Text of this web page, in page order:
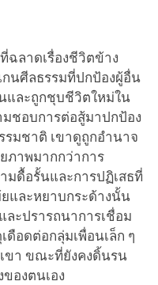
ฉลาดเรื่องชีวิตข้าง
นศีลธรรมที่ปกป้องผู้อื่น
และถูกชุบชีวิตใหม่ใน
ชอบการต่อสู้มาปกป้อง
มชาติ เขาดูถูกอำนาจ
ภาพมากกว่าการ
ดื้อรั้นและการปฏิเสธที่
และหยาบกระด้างนั้น
ะปรารถนาการเชื่อม
ดือดต่อกลุ่มเพื่อนเล็ก ๆ
ขา ขณะที่ยังคงดิ้นรน
องตนเอง